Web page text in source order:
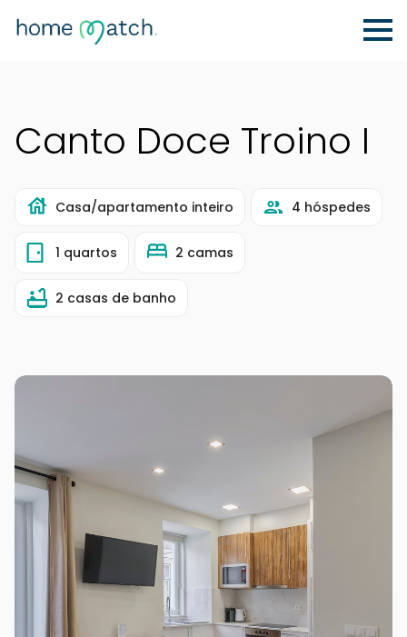
Canto Doce Troino I
Casa/apartamento inteiro 4 hóspedes
1 quartos 2 camas
2 casas de banho